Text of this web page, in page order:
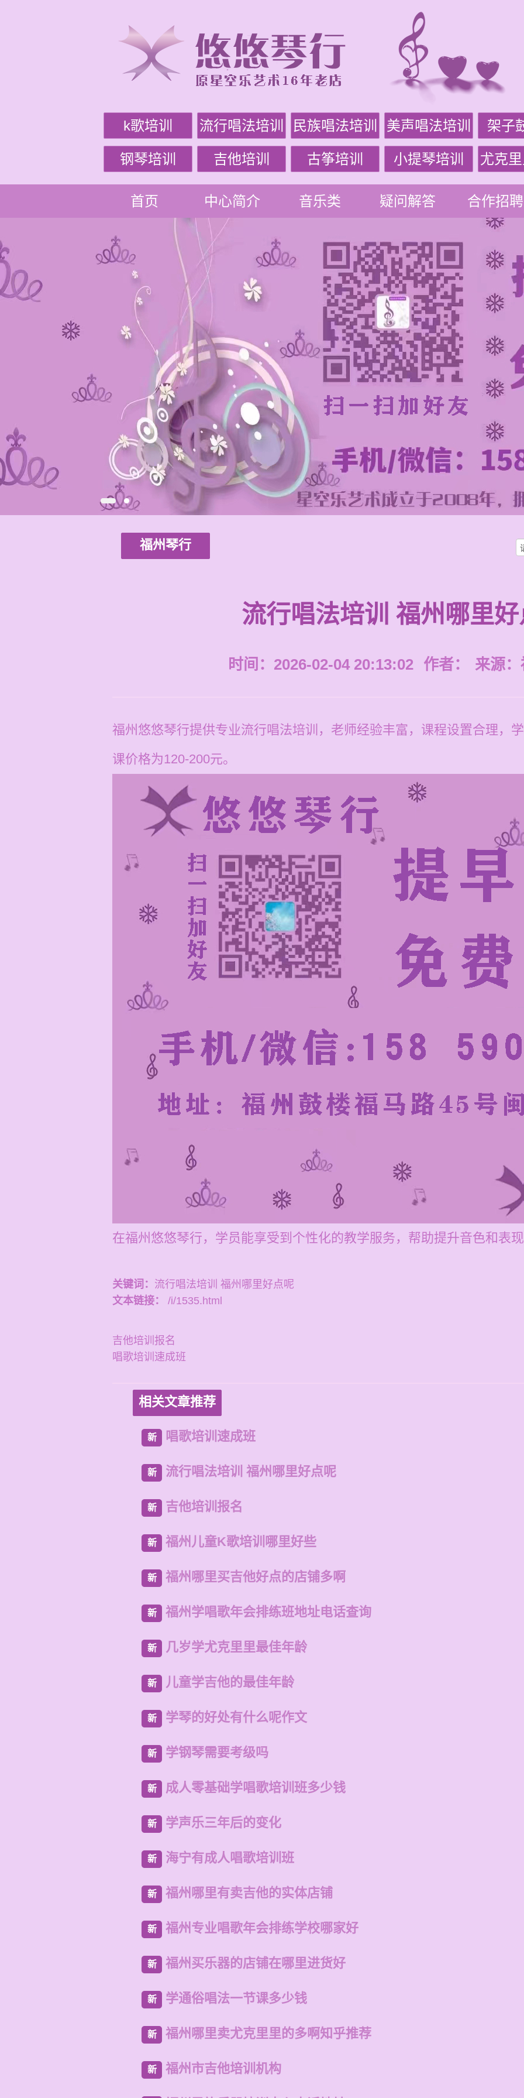
k歌培训 流行唱法培训 民族唱法培训 美声唱法培训 架子
钢琴培训 吉他培训 古筝培训 小提琴培训 尤克
首页 中心简介 音乐类 疑问解答 合作招聘
福州琴行
流行唱法培训 福州哪里
时间：2026-02-04 20:13:02 作者： 来源：
福州悠悠琴行提供专业流行唱法培训，老师经验丰富，课程设置合理，
课价格为120-200元。
在福州悠悠琴行，学员能享受到个性化的教学服务，帮助提升音色和表
关键词： 流行唱法培训 福州哪里好点呢
文本链接：
/i/1535.html
吉他培训报名
唱歌培训速成班
相关文章推荐
新 唱歌培训速成班
新 流行唱法培训 福州哪里好点呢
新 吉他培训报名
新 福州儿童K歌培训哪里好些
新 福州哪里买吉他好点的店铺多啊
新 福州学唱歌年会排练班地址电话查询
新 几岁学尤克里里最佳年龄
新 儿童学吉他的最佳年龄
新 学琴的好处有什么呢作文
新 学钢琴需要考级吗
新 成人零基础学唱歌培训班多少钱
新 学声乐三年后的变化
新 海宁有成人唱歌培训班
新 福州哪里有卖吉他的实体店铺
新 福州专业唱歌年会排练学校哪家好
新 福州买乐器的店铺在哪里进货好
新 学通俗唱法一节课多少钱
新 福州哪里卖尤克里里的多啊知乎推荐
新 福州市吉他培训机构